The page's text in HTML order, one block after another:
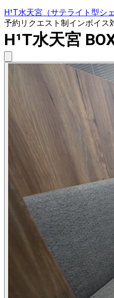
H¹T水天宮（サテライト型シ
予約リクエスト制インボイス
H¹T水天宮